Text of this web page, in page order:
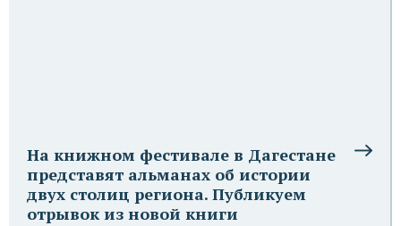
На книжном фестивале в Дагестане
представят альманах об истории
двух столиц региона. Публикуем
отрывок из новой книги